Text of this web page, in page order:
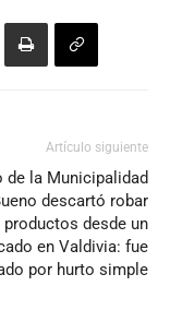
Artículo siguiente
de la Municipalidad
descartó robar
productos desde un
en Valdivia: fue
por hurto simple